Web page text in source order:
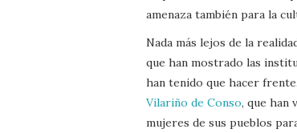
amenaza también para la
Nada más lejos de la
que han mostrado las
han tenido que hacer
Vilariño de Conso, que han
mujeres de sus pueblos